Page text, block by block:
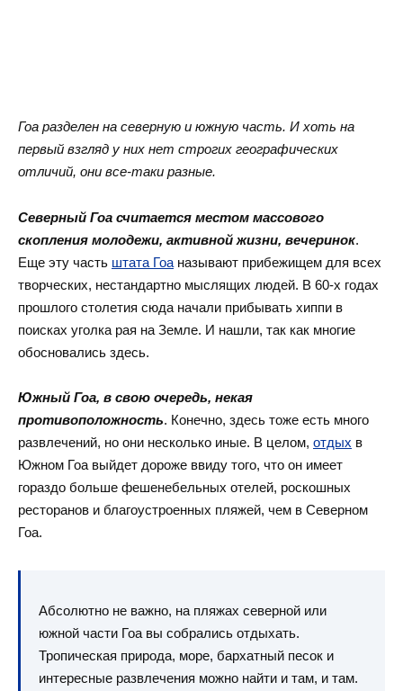
Гоа разделен на северную и южную часть. И хоть на
первый взгляд у них нет строгих географических
отличий, они все-таки разные.
Северный Гоа считается местом массового
скопления молодежи, активной жизни, вечеринок.
Еще эту часть штата Гоа называют прибежищем для всех
творческих, нестандартно мыслящих людей. В 60-х годах
прошлого столетия сюда начали прибывать хиппи в
поисках уголка рая на Земле. И нашли, так как многие
обосновались здесь.
Южный Гоа, в свою очередь, некая
противоположность. Конечно, здесь тоже есть много
развлечений, но они несколько иные. В целом, отдых в
Южном Гоа выйдет дороже ввиду того, что он имеет
гораздо больше фешенебельных отелей, роскошных
ресторанов и благоустроенных пляжей, чем в Северном
Гоа.
Абсолютно не важно, на пляжах северной или
южной части Гоа вы собрались отдыхать.
Тропическая природа, море, бархатный песок и
интересные развлечения можно найти и там, и там.